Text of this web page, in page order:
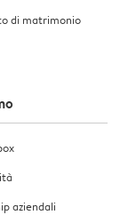
di matrimonio
aziendali